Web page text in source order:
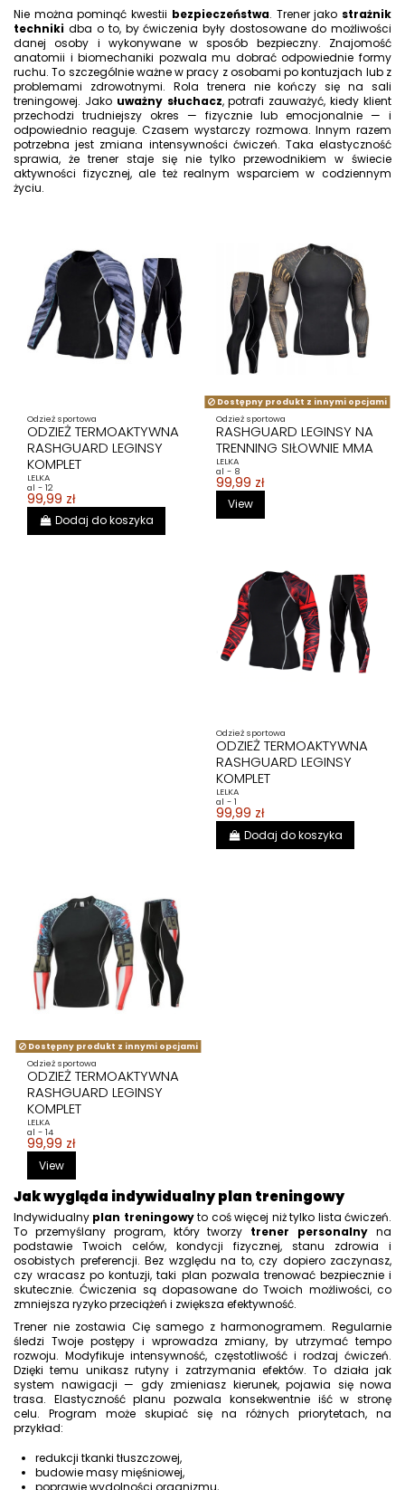
Nie można pominąć kwestii bezpieczeństwa. Trener jako strażnik
techniki dba o to, by ćwiczenia były dostosowane do możliwości
danej osoby i wykonywane w sposób bezpieczny. Znajomość
anatomii i biomechaniki pozwala mu dobrać odpowiednie formy
ruchu. To szczególnie ważne w pracy z osobami po kontuzjach lub z
problemami zdrowotnymi. Rola trenera nie kończy się na sali
treningowej. Jako uważny słuchacz, potrafi zauważyć, kiedy klient
przechodzi trudniejszy okres — fizycznie lub emocjonalnie — i
odpowiednio reaguje. Czasem wystarczy rozmowa. Innym razem
potrzebna jest zmiana intensywności ćwiczeń. Taka elastyczność
sprawia, że trener staje się nie tylko przewodnikiem w świecie
aktywności fizycznej, ale też realnym wsparciem w codziennym
życiu.
Odzież sportowa
ODZIEŻ TERMOAKTYWNA
RASHGUARD LEGINSY
KOMPLET
LELKA
al - 12
99,99 zł
Dodaj do koszyka
Dostępny produkt z innymi opcjami
Odzież sportowa
RASHGUARD LEGINSY NA
TRENNING SIŁOWNIE MMA
LELKA
al - 8
99,99 zł
View
Odzież sportowa
ODZIEŻ TERMOAKTYWNA
RASHGUARD LEGINSY
KOMPLET
LELKA
al - 1
99,99 zł
Dodaj do koszyka
Dostępny produkt z innymi opcjami
Odzież sportowa
ODZIEŻ TERMOAKTYWNA
RASHGUARD LEGINSY
KOMPLET
LELKA
al - 14
99,99 zł
View
Jak wygląda indywidualny plan treningowy
Indywidualny plan treningowyto coś więcej niż tylko lista ćwiczeń.
To przemyślany program, który tworzy trener personalny na
podstawie Twoich celów, kondycji fizycznej, stanu zdrowia i
osobistych preferencji. Bez względu na to, czy dopiero zaczynasz,
czy wracasz po kontuzji, taki plan pozwala trenować bezpiecznie i
skutecznie. Ćwiczenia są dopasowane do Twoich możliwości, co
zmniejsza ryzyko przeciążeń i zwiększa efektywność.
Trener nie zostawia Cię samego z harmonogramem. Regularnie
śledzi Twoje postępy i wprowadza zmiany, by utrzymać tempo
rozwoju. Modyfikuje intensywność, częstotliwość i rodzaj ćwiczeń.
Dzięki temu unikasz rutyny i zatrzymania efektów. To działa jak
system nawigacji — gdy zmieniasz kierunek, pojawia się nowa
trasa. Elastyczność planu pozwala konsekwentnie iść w stronę
celu. Program może skupiać się na różnych priorytetach, na
przykład:
redukcji tkanki tłuszczowej,
budowie masy mięśniowej,